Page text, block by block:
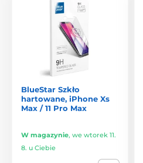
BlueStar Szkło
hartowane, iPhone Xs
Max / 11 Pro Max
W magazynie, we wtorek 11.
8. u Ciebie